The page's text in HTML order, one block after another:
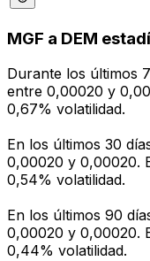
MGF a DEM
Durante los últimos
entre 0,00020 y
0,67% volatilidad.
En los últimos 30
0,00020 y 0,00020.
0,54% volatilidad.
En los últimos 90
0,00020 y 0,00020.
0,44% volatilidad.